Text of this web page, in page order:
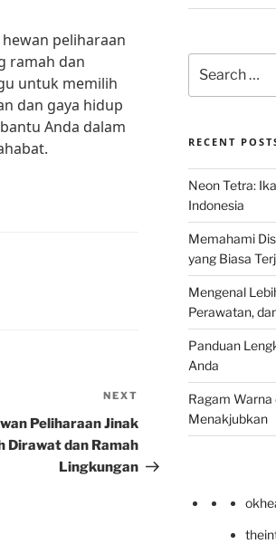
peliharaan
ramah dan
untuk memilih
dan gaya hidup
Anda dalam
Post
NEXT
Peliharaan Jinak
Dirawat dan Ramah
Lingkungan
for:
RECENT
Neon Tetra:
Indonesia
Memahami
yang Biasa
Mengenal
Perawatan,
Panduan
Anda
Ragam
Menakjubkan